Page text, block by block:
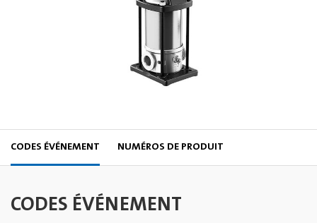
CODES ÉVÉNEMENT NUMÉROS DE PRODUIT
CODES ÉVÉNEMENT